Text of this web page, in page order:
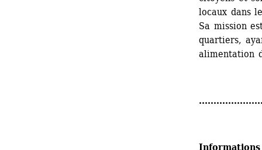
locaux dans
Sa mission
quartiers,
alimentation